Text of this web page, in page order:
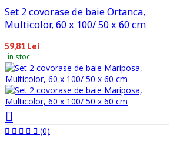
Set 2 covorase de baie Ortanca,
Multicolor, 60 x 100/ 50 x 60 cm
59,81 Lei
in stoc
(0)